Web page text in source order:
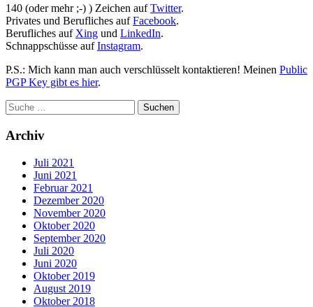
140 (oder mehr ;-) ) Zeichen aufTwitter.
Privates und Berufliches aufFacebook.
Berufliches auf Xing und LinkedIn.
Schnappschüsse aufInstagram.
P.S.: Mich kann man auch verschlüsselt kontaktieren! Meinen Public
PGP Key gibt es hier.
Archiv
Juli 2021
Juni 2021
Februar 2021
Dezember 2020
November 2020
Oktober 2020
September 2020
Juli 2020
Juni 2020
Oktober 2019
August 2019
Oktober 2018